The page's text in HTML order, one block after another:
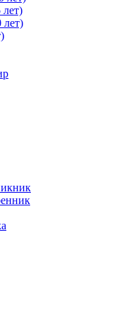
лет)
лет)